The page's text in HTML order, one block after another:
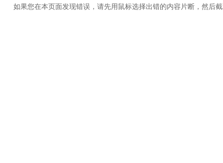
如果您在本页面发现错误，请先用鼠标选择出错的内容片断，然后